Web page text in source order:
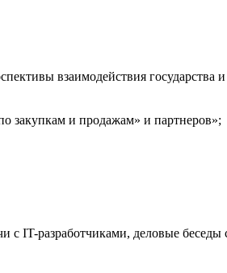
взаимодействия государства
закупкам и продажам» и партнеров»;
IT-разработчиками, деловые беседы